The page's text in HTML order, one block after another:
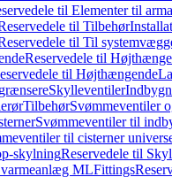
til Elementer til
til Tilbehør
til Til
Reservedele til
til Højthængende
Skylleventiler
TilbehørSvømmeventiler
Svømmeventiler til
til cisterner
skylningReservedele til
varmeanlæg MLFittings